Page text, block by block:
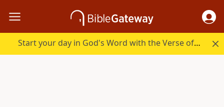
Start your day in God's Word with the Verse of the Day.